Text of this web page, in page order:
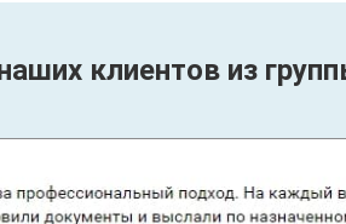
клиентов из